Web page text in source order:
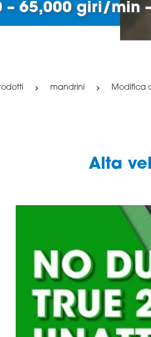
– 65,000 giri/min
mandrini Modifica
Alta